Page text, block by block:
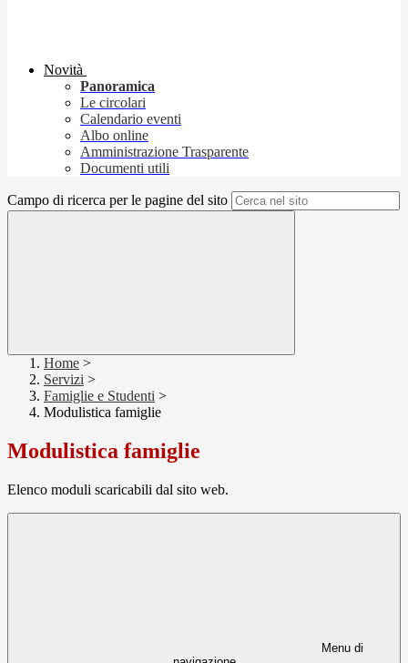
Novità
Panoramica
Le circolari
Calendario eventi
Albo online
Amministrazione Trasparente
Documenti utili
Campo di ricerca per le pagine del sito
Home >
Servizi >
Famiglie e Studenti >
Modulistica famiglie
Modulistica famiglie
Elenco moduli scaricabili dal sito web.
Menu di